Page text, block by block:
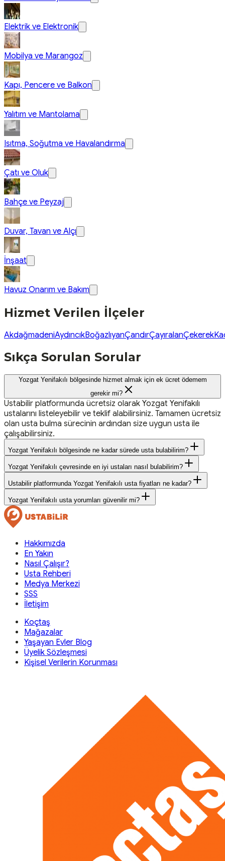
Elektrik ve Elektronik
Mobilya ve Marangoz
Kapı, Pencere ve Balkon
Yalıtım ve Mantolama
Isıtma, Soğutma ve Havalandırma
Çatı ve Oluk
Bahçe ve Peyzaj
Duvar, Tavan ve Alçı
İnşaat
Havuz Onarım ve Bakım
Hizmet Verilen İlçeler
AkdağmadeniAydıncıkBoğazlıyanÇandırÇayıralanÇekerek
Sıkça Sorulan Sorular
Yozgat Yenifakılı bölgesinde hizmet almak için ek ücret ödemem
gerekir mi?
Ustabilir platformunda ücretsiz olarak Yozgat Yenifakılı
ustalarını listeleyebilir ve teklif alabilirsiniz. Tamamen ücretsiz
olan usta bulma sürecinin ardından size uygun usta ile
çalışabilirsiniz.
Yozgat Yenifakılı bölgesinde ne kadar sürede usta bulabilirim?
Yozgat Yenifakılı çevresinde en iyi ustaları nasıl bulabilirim?
Ustabilir platformunda Yozgat Yenifakılı usta fiyatları ne kadar?
Yozgat Yenifakılı usta yorumları güvenilir mi?
Hakkımızda
En Yakın
Nasıl Çalışır?
Usta Rehberi
Medya Merkezi
SSS
İletişim
Koçtaş
Mağazalar
Yaşayan Evler Blog
Üyelik Sözleşmesi
Kişisel Verilerin Korunması